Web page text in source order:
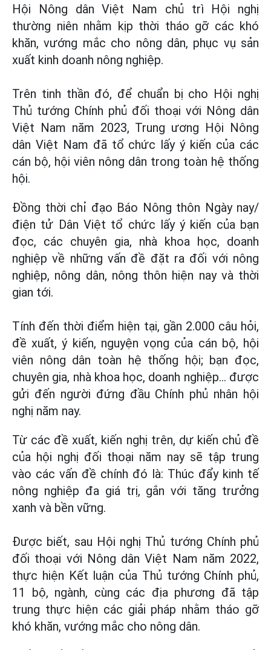
Hội Nông dân Việt Nam chủ trì Hội nghị
thường niên nhằm kịp thời tháo gỡ các khó
khăn, vướng mắc cho nông dân, phục vụ sản
xuất kinh doanh nông nghiệp.
Trên tinh thần đó, để chuẩn bị cho Hội nghị
Thủ tướng Chính phủ đối thoại với Nông dân
Việt Nam năm 2023, Trung ương Hội Nông
dân Việt Nam đã tổ chức lấy ý kiến của các
cán bộ, hội viên nông dân trong toàn hệ thống
hội.
Đồng thời chỉ đạo Báo Nông thôn Ngày nay/
điện tử Dân Việt tổ chức lấy ý kiến của bạn
đọc, các chuyên gia, nhà khoa học, doanh
nghiệp về những vấn đề đặt ra đối với nông
nghiệp, nông dân, nông thôn hiện nay và thời
gian tới.
Tính đến thời điểm hiện tại, gần 2.000 câu hỏi,
đề xuất, ý kiến, nguyện vọng của cán bộ, hội
viên nông dân toàn hệ thống hội; bạn đọc,
chuyên gia, nhà khoa học, doanh nghiệp... được
gửi đến người đứng đầu Chính phủ nhân hội
nghị năm nay.
Từ các đề xuất, kiến nghị trên, dự kiến chủ đề
của hội nghị đối thoại năm nay sẽ tập trung
vào các vấn đề chính đó là: Thúc đẩy kinh tế
nông nghiệp đa giá trị, gắn với tăng trưởng
xanh và bền vững.
Được biết, sau Hội nghị Thủ tướng Chính phủ
đối thoại với Nông dân Việt Nam năm 2022,
thực hiện Kết luận của Thủ tướng Chính phủ,
11 bộ, ngành, cùng các địa phương đã tập
trung thực hiện các giải pháp nhằm tháo gỡ
khó khăn, vướng mắc cho nông dân.